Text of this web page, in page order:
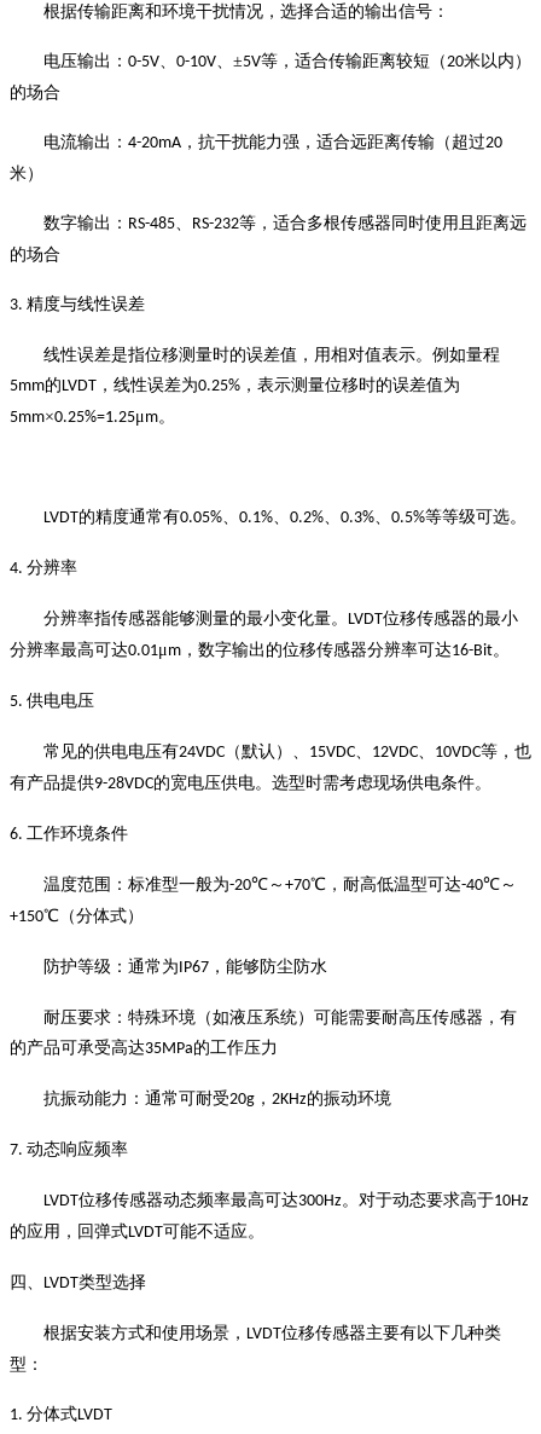
根据传输距离和环境干扰情况，选择合适的输出信号：
电压输出： 0-5V 0-10V 、±5V等，适合传输距离较短（20米以内）
的场合
电流输出： 4-20mA ，抗干扰能力强，适合远距离传输（超过20
米）
数字输出： RS-485 RS-232等，适合多根传感器同时使用且距离远
的场合
3. 精度与线性误差
线性误差是指位移测量时的误差值，用相对值表示。例如量程
5mm的 LVDT ，线性误差为0.25% ，表示测量位移时的误差值为
5mm×0.25%=1.25μm。
LVDT的精度通常有0.05% 0.1% 0.2% 0.3% 0.5%等等级可选。
4. 分辨率
分辨率指传感器能够测量的最小变化量。 LVDT位移传感器的最小
分辨率最高可达0.01μm ，数字输出的位移传感器分辨率可达16-Bit。
5. 供电电压
常见的供电电压有24VDC （默认）、 15VDC 12VDC 10VDC等，也
有产品提供9-28VDC的宽电压供电。选型时需考虑现场供电条件。
6. 工作环境条件
温度范围：标准型一般为-20℃～ +70℃，耐高低温型可达-40℃～
+150℃（分体式）
防护等级：通常为 IP67 ，能够防尘防水
耐压要求：特殊环境（如液压系统）可能需要耐高压传感器，有
的产品可承受高达35MPa的工作压力
抗振动能力：通常可耐受20g ， 2KHz的振动环境
7. 动态响应频率
LVDT位移传感器动态频率最高可达300Hz。对于动态要求高于10Hz
的应用，回弹式LVDT可能不适应。
四、 LVDT类型选择
根据安装方式和使用场景， LVDT位移传感器主要有以下几种类
型：
1. 分体式LVDT